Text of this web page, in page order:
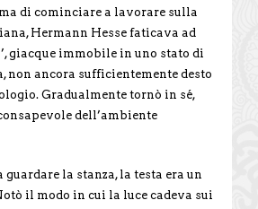
di cominciare a lavorare sulla
Hermann Hesse faticava ad
giacque immobile in uno stato di
non ancora sufficientemente desto
Gradualmente tornò in sé,
dell’ambiente
la stanza, la testa era un
il modo in cui la luce cadeva sui